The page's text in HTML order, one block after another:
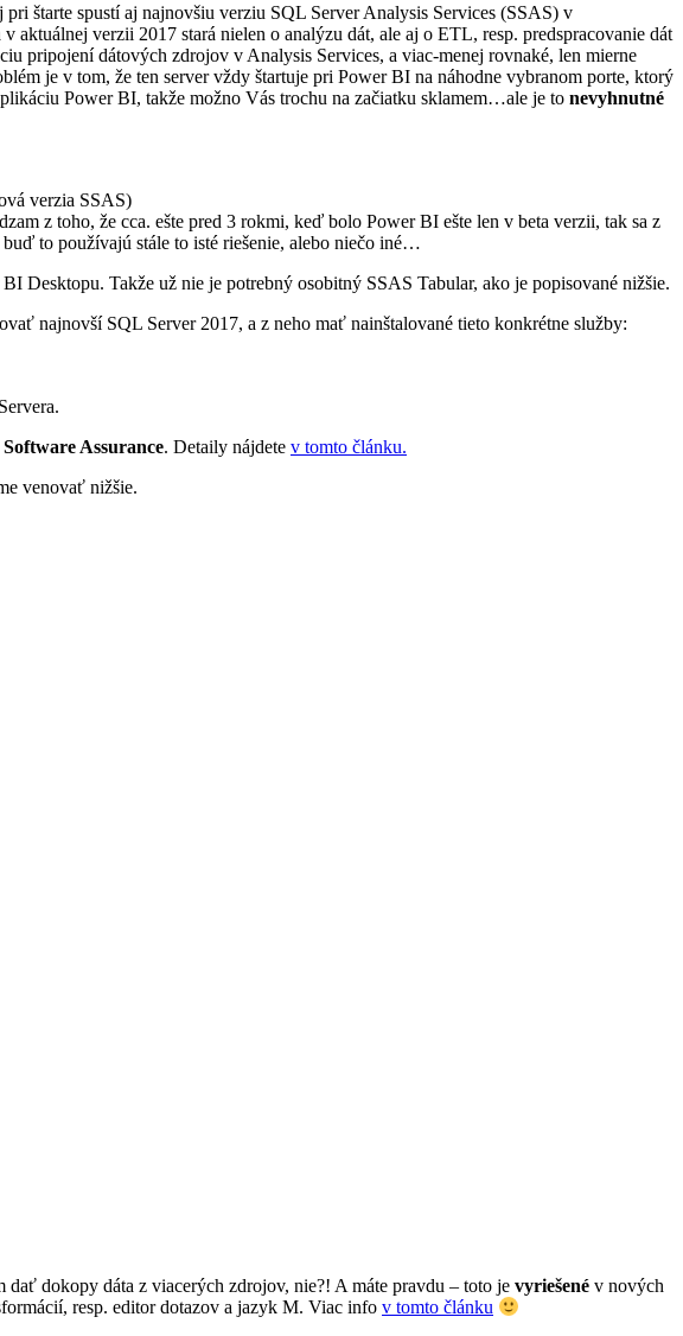
pri štarte spustí aj najnovšiu verziu SQL Server Analysis Services (SSAS) v
aktuálnej verzii 2017 stará nielen o analýzu dát, ale aj o ETL, resp. predspracovanie dát
pripojení dátových zdrojov v Analysis Services, a viac-menej rovnaké, len mierne
je v tom, že ten server vždy štartuje pri Power BI na náhodne vybranom porte, ktorý
Power BI, takže možno Vás trochu na začiatku sklamem…ale je to nevyhnutné
verzia SSAS)
z toho, že cca. ešte pred 3 rokmi, keď bolo Power BI ešte len v beta verzii, tak sa z
to používajú stále to isté riešenie, alebo niečo iné…
Desktopu. Takže už nie je potrebný osobitný SSAS Tabular, ako je popisované nižšie.
najnovší SQL Server 2017, a z neho mať nainštalované tieto konkrétne služby:
Assurance. Detaily nájdete v tomto článku.
venovať nižšie.
dať dokopy dáta z viacerých zdrojov, nie?! A máte pravdu – toto je vyriešené v nových
resp. editor dotazov a jazyk M. Viac info v tomto článku